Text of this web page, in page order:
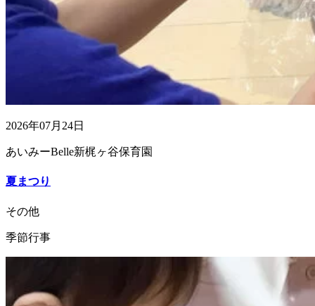
2026年07月24日
あいみーBelle新梶ヶ谷保育園
夏まつり
その他
季節行事